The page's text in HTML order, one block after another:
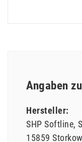
Angaben
Hersteller:
SHP Softline
15859 Storkow